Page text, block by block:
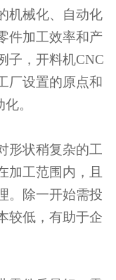
机械化、自动化
件加工效率和产
子，开料机CNC
厂设置的原点和
。
形状稍复杂的工
加工范围内，且
。除一开始需投
较低，有助于企